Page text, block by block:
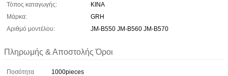
Τόπος καταγωγής:
ΚΙΝΑ
Μάρκα:
GRH
Αριθμό μοντέλου:
JM-B550 JM-B560 JM-B570
Πληρωμής & Αποστολής Όροι
Ποσότητα
1000pieces